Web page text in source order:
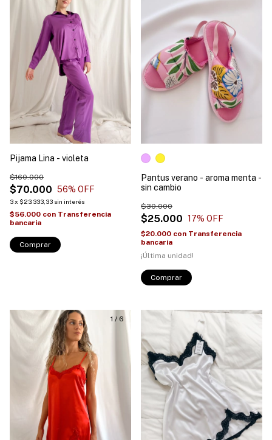
Pijama Lina - violeta
$70.000
$160.000
56% OFF
3x $23.333,33 sin interés
$56.000 con Transferencia
bancaria
Comprar
Pantus verano - aroma menta -
sin cambio
$25.000
$30.000
17% OFF
$20.000 con Transferencia
bancaria
¡Última unidad!
Comprar
1 / 6